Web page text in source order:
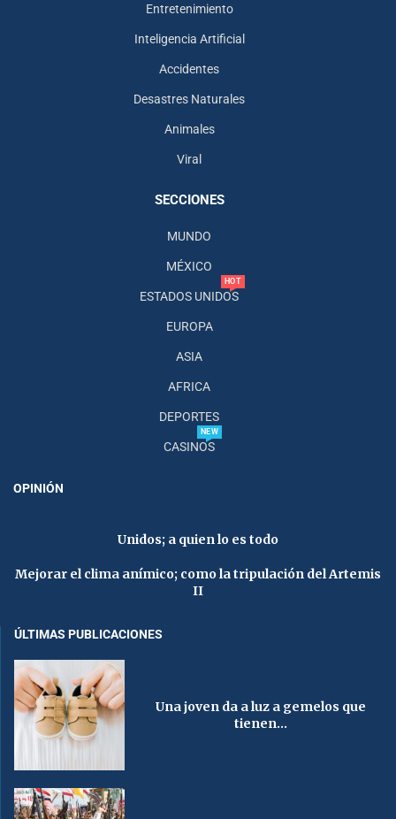
Entretenimiento
Inteligencia Artificial
Accidentes
Desastres Naturales
Animales
Viral
SECCIONES
MUNDO
MÉXICO
ESTADOS UNIDOS
HOT
EUROPA
ASIA
AFRICA
DEPORTES
CASINOS
NEW
OPINIÓN
Unidos; a quien lo es todo
Mejorar el clima anímico; como la tripulación del Artemis
II
ÚLTIMAS PUBLICACIONES
Una joven da a luz a gemelos que
tienen...